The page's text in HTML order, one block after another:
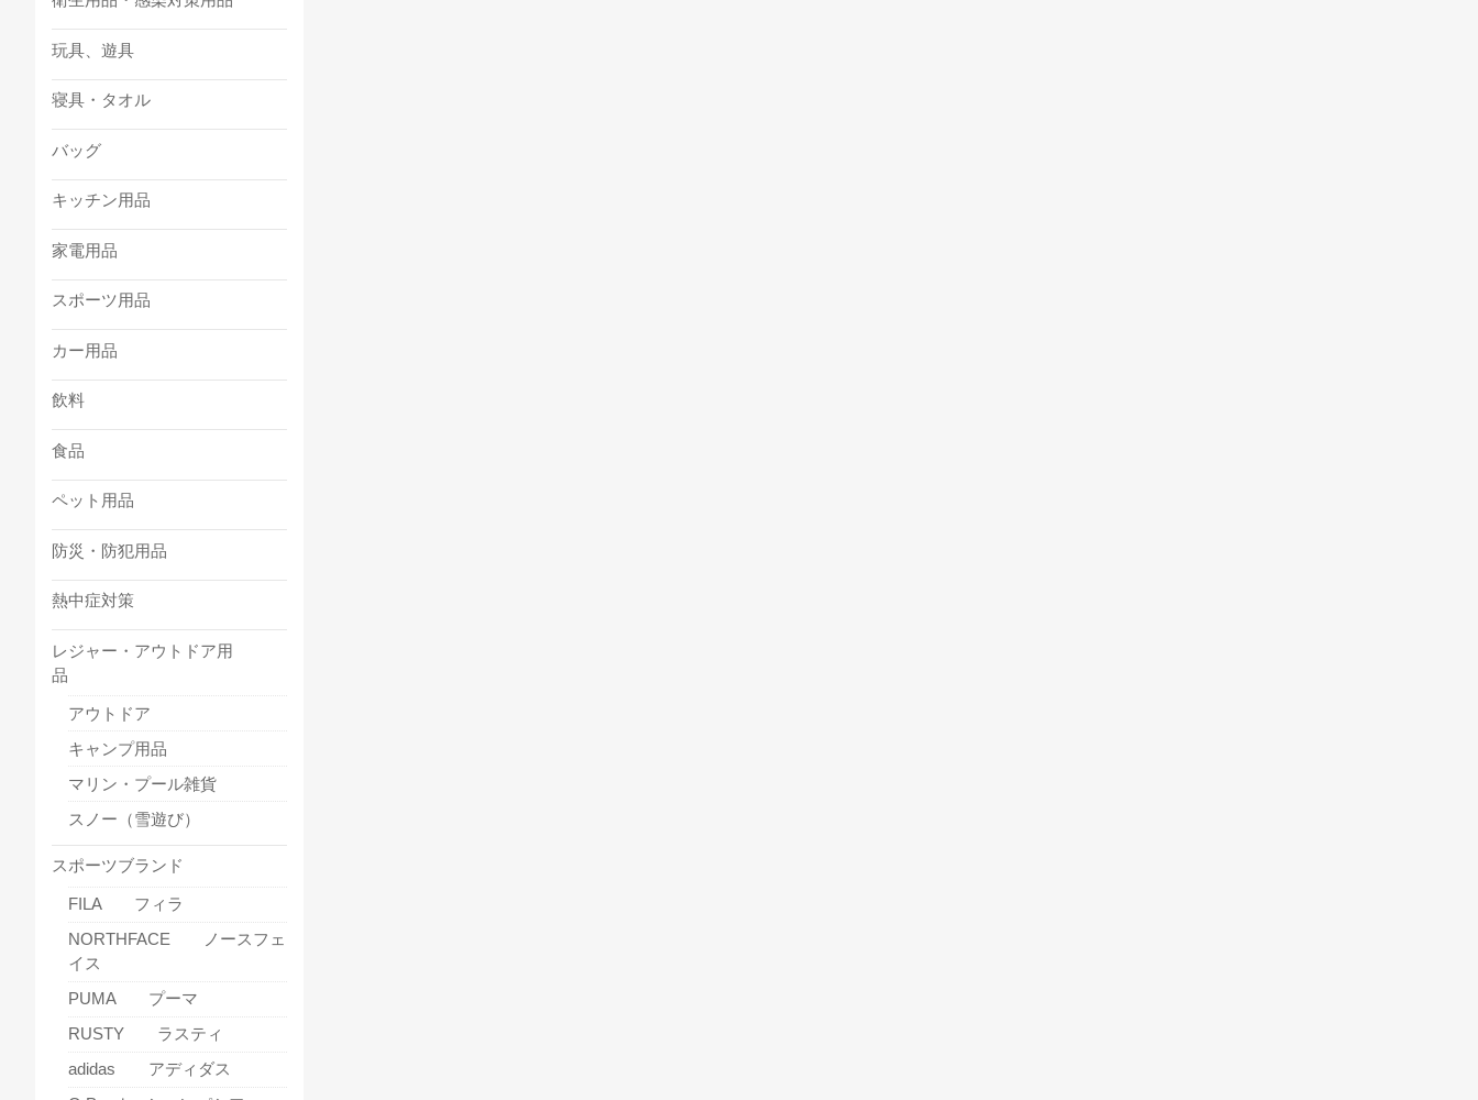
玩具、遊具
寝具・タオル
バッグ
キッチン用品
家電用品
スポーツ用品
カー用品
飲料
食品
ペット用品
防災・防犯用品
熱中症対策
レジャー・アウトドア用
品
アウトドア
キャンプ用品
マリン・プール雑貨
スノー（雪遊び）
スポーツブランド
FILA フィラ
NORTHFACE ノースフェ
イス
PUMA プーマ
RUSTY ラスティ
adidas アディダス